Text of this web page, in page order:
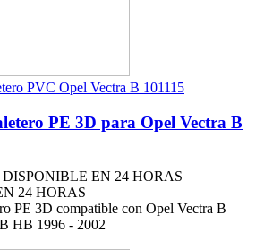
PE 3D para Opel Vectra B
DISPONIBLE EN 24 HORAS
24 HORAS
PE 3D compatible con Opel Vectra B
HB 1996 - 2002